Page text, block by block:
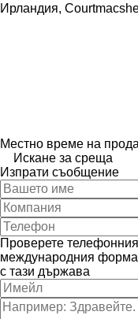
Ирландия,
Местно време на
Искане за среща
Изпрати съобщение
Проверете
международния
с тази държава